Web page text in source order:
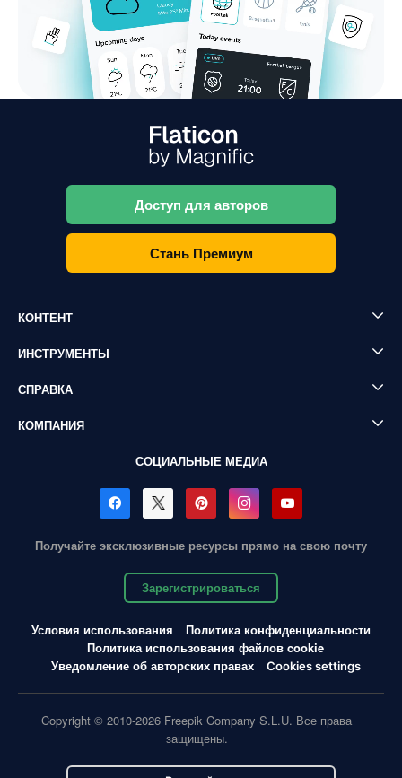
Доступ для авторов
Стань Премиум
КОНТЕНТ
ИНСТРУМЕНТЫ
СПРАВКА
КОМПАНИЯ
СОЦИАЛЬНЫЕ МЕДИА
Получайте эксклюзивные ресурсы прямо на свою почту
Зарегистрироваться
Условия использования
Политика конфиденциальности
Политика использования файлов cookie
Уведомление об авторских правах
Cookies settings
Copyright © 2010-2026 Freepik Company S.L.U. Все права
защищены.